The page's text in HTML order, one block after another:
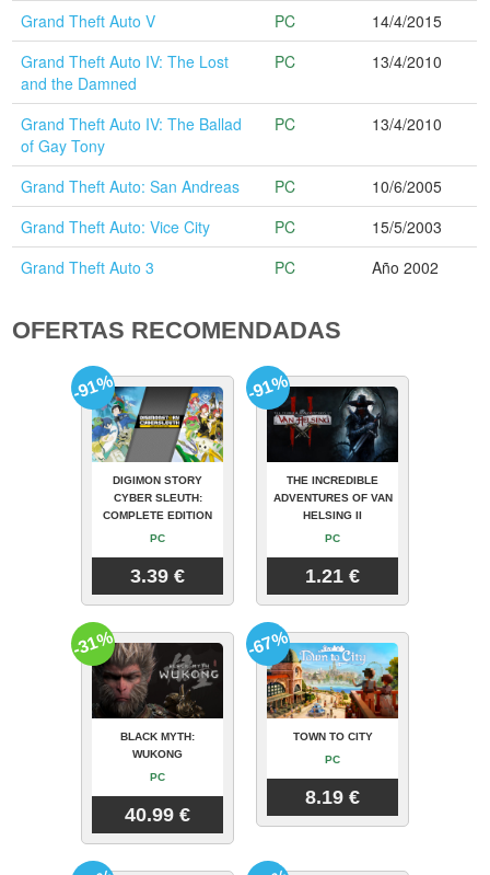
Grand Theft Auto V PC
14/4/2015
Grand Theft Auto IV: The Lost
and the Damned
PC 13/4/2010
Grand Theft Auto IV: The Ballad
of Gay Tony
PC 13/4/2010
Grand Theft Auto: San Andreas PC
10/6/2005
Grand Theft Auto: Vice City
PC
15/5/2003
Grand Theft Auto 3
PC Año 2002
OFERTAS RECOMENDADAS
DIGIMON STORY
CYBER SLEUTH:
COMPLETE EDITION
PC
3.39 €
-91%
THE INCREDIBLE
ADVENTURES OF VAN
HELSING II
PC
1.21 €
-91%
BLACK MYTH:
WUKONG
PC
40.99 €
-31%
TOWN TO CITY
PC
8.19 €
-67%